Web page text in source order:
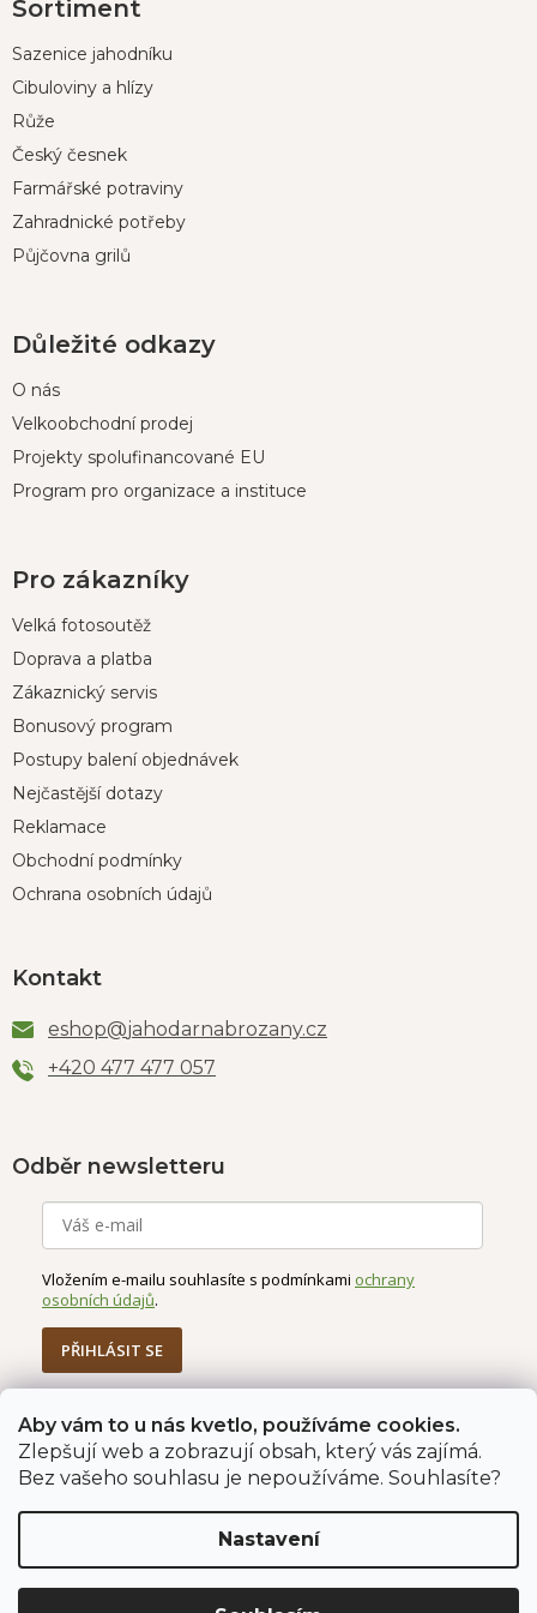
Aby vám to u nás kvetlo, používáme cookies.
Zlepšují web a zobrazují obsah, který vás zajímá.
Bez vašeho souhlasu je nepoužíváme. Souhlasíte?
Nastavení
á
a
Sortiment
Sazenice jahodníku
Cibuloviny a hlízy
Růže
Český česnek
Farmářské potraviny
Zahradnické potřeby
Půjčovna grilů
Důležité odkazy
O nás
Velkoobchodní prodej
Projekty spolufinancované EU
Program pro organizace a instituce
Pro zákazníky
Velká fotosoutěž
Doprava a platba
Zákaznický servis
Bonusový program
Postupy balení objednávek
Nejčastější dotazy
Reklamace
Obchodní podmínky
Ochrana osobních údajů
Kontakt
eshop@jahodarnabrozany.cz
+420 477 477 057
Odběr newsletteru
Vložením e-mailu souhlasíte s podmínkami ochrany
osobních údajů.
PŘIHLÁSIT SE
Jahodárna Brozany Obchodní podmínky
Podmínky ochrany údajů
Vytvořil Shoptet Premium